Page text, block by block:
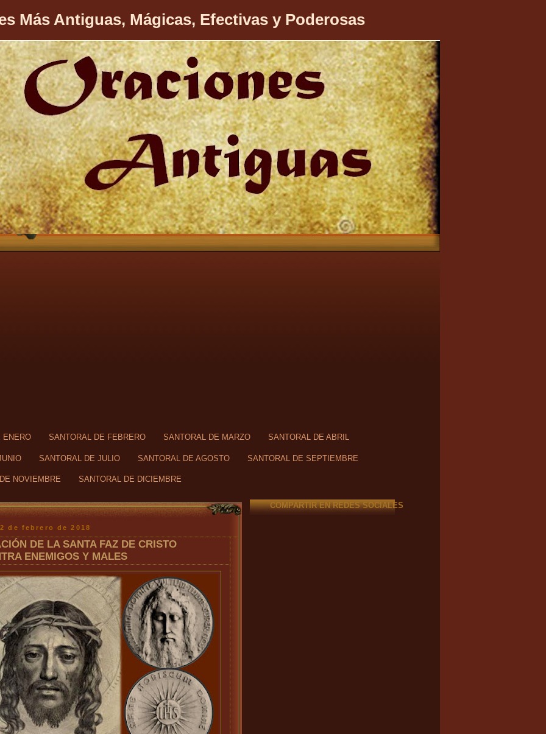
Más Antiguas, Mágicas, Efectivas y Poderosas
ENERO SANTORAL DE FEBRERO SANTORAL DE MARZO SANTORAL DE ABRIL
SANTORAL DE JULIO SANTORAL DE AGOSTO SANTORAL DE SEPTIEMBRE
NOVIEMBRE SANTORAL DE DICIEMBRE
de febrero de 2018
DE LA SANTA FAZ DE CRISTO
ENEMIGOS Y MALES
COMPARTIR EN REDES SOCIALES